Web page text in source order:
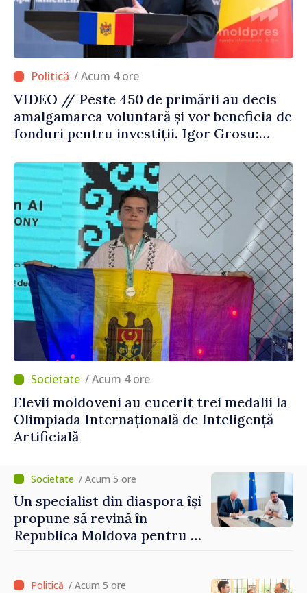
/ Acum 4 ore
VIDEO // Peste 450 de primării au decis
amalgamarea voluntară și vor beneficia de
fonduri pentru investiții. Igor Grosu:
dăm o șansă localităților să se dezvolte”
/ Acum 4 ore
Elevii moldoveni au cucerit trei medalii la
Olimpiada Internațională de Inteligență
Artificială
/ Acum 5 ore
Un specialist din diaspora își
propune să revină în
Republica Moldova pentru a
/ Acum 5 ore